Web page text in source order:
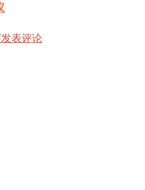
发表评论
P1486
的一个题解
P1486"